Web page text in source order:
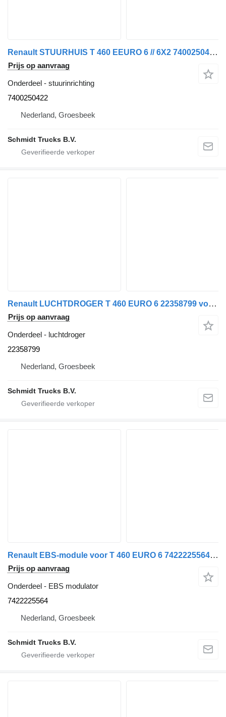
Renault STUURHUIS T 460 EEURO 6 // 6X2 7400250422 stuurinrichting voor vrachtwagen
Prijs op aanvraag
Onderdeel - stuurinrichting
7400250422
Nederland, Groesbeek
Schmidt Trucks B.V.
Renault LUCHTDROGER T 460 EURO 6 22358799 voor vrachtwagen
Prijs op aanvraag
Onderdeel - luchtdroger
22358799
Nederland, Groesbeek
Schmidt Trucks B.V.
Renault EBS-module voor T 460 EURO 6 7422225564 EBS modulator voor vrachtwagen
Prijs op aanvraag
Onderdeel - EBS modulator
7422225564
Nederland, Groesbeek
Schmidt Trucks B.V.